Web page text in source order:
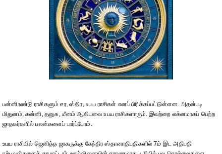
பன்னிரண்டு ராசிகளும் சர, ஸ்திர, உபய ராசிகள் எனப் பிரிக்கப்பட்டுள்ளன. அதன்படி
மிதுனம், கன்னி, தனுசு, மீனம் ஆகியவை உபய ராசிகளாகும். இவற்றை லக்னமாகப் பெற்ற
ஜாதகர்களில் பலன்களைப் பார்ப்போம்.
உபய ராசியில் ஜெனித்த ஜாகருக்கு கேந்திர ஸ்தானாதிபதிகளில் 7ம் இட அதிபதி